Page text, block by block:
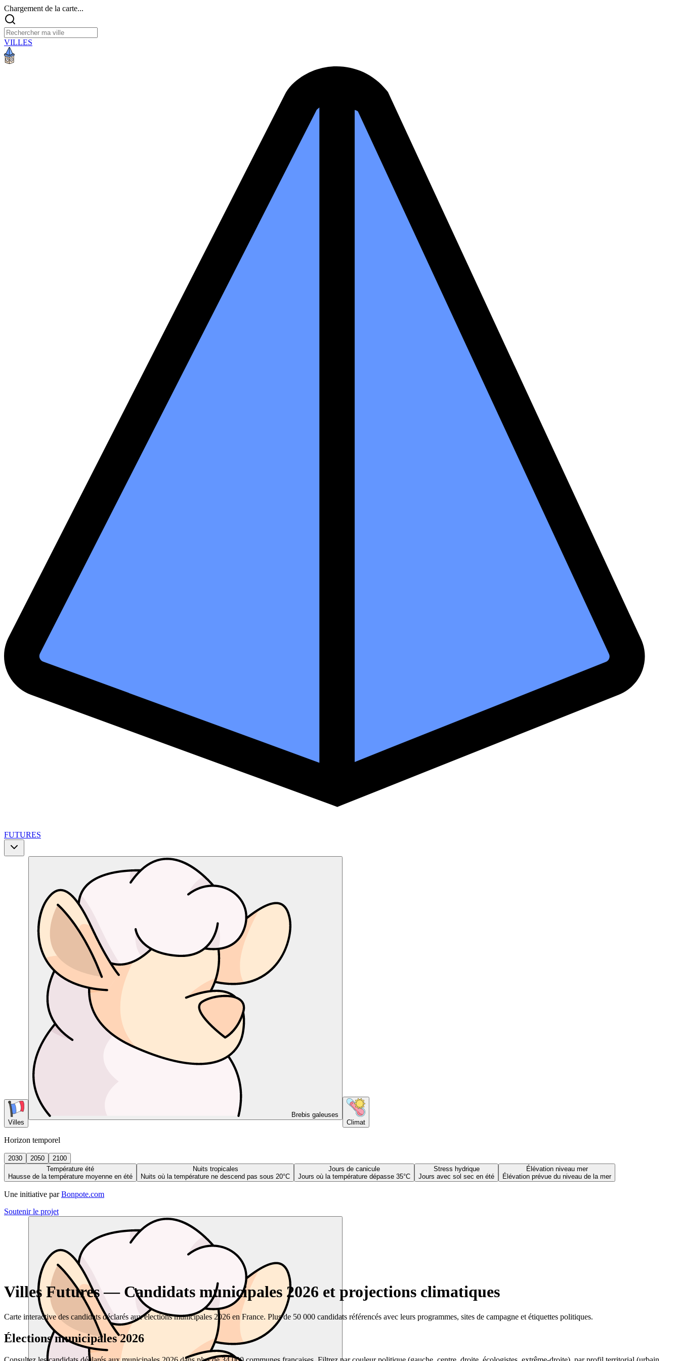
Chargement de la carte...
VILLES
FUTURES
Villes
Brebis galeuses
Climat
Horizon temporel
2030 2050
2100
Température été
Hausse de la température moyenne en été
Nuits tropicales
Nuits où la température ne descend pas sous 20°C
Jours de canicule
Jours où la température dépasse 35°C
Stress hydrique
Jours avec sol sec en été
Élévation niveau mer
Élévation prévue du niveau de la mer
Une initiative par Bonpote.com
Soutenir le projet
Villes Futures — Candidats municipales 2026 et projections climatiques
Carte interactive des candidats déclarés aux élections municipales 2026 en France. Plus de 50 000 candidats référencés avec leurs programmes, sites de campagne et étiquettes politiques.
Élections municipales 2026